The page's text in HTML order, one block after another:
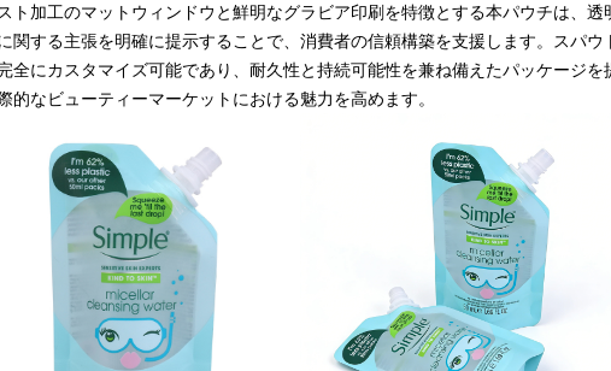
ト加工のマットウィンドウと鮮明なグラビア印刷を特徴とする本パウチは、
関する主張を明確に提示することで、消費者の信頼構築を支援します。スパ
全にカスタマイズ可能であり、耐久性と持続可能性を兼ね備えたパッケージ
的なビューティーマーケットにおける魅力を高めます。